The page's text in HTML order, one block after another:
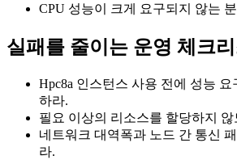
CPU 성능이 크게 요구되지 않는
실패를 줄이는 운영 체크
Hpc8a 인스턴스 사용 전에 성능 요
하라.
필요 이상의 리소스를 할당하지
네트워크 대역폭과 노드 간 통신
라.